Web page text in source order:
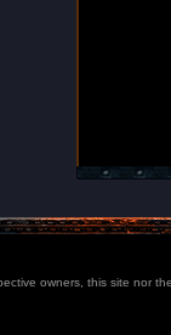
owners, this site nor